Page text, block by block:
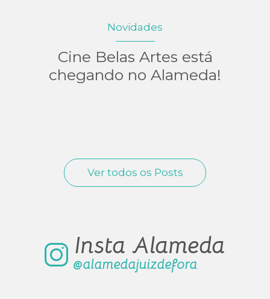
Novidades
Cine Belas Artes está
chegando no Alameda!
Ver todos os Posts
Insta Alameda
@alamedajuizdefora